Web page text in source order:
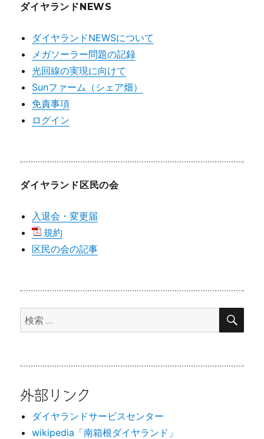
ダイヤランドNEWS
ダイヤランドNEWSについて
メガソーラー問題の記録
光回線の実現に向けて
Sunファーム（シェア畑）
免責事項
ログイン
ダイヤランド区民の会
入退会・変更届
規約
区民の会の記事
検
索:
検
外部リンク
ダイヤランドサービスセンター
wikipedia「南箱根ダイヤランド」